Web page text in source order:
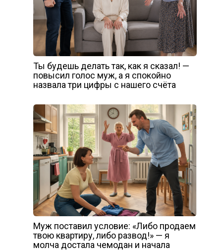
Ты будешь делать так, как я сказал! —
повысил голос муж, а я спокойно
назвала три цифры с нашего счёта
Муж поставил условие: «Либо продаем
твою квартиру, либо развод!» — я
молча достала чемодан и начала